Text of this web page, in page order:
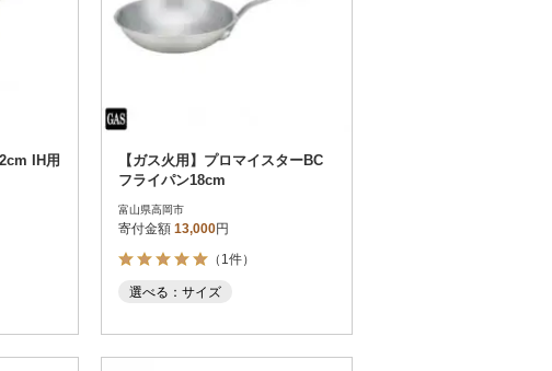
IH用
【ガス火用】プロマイスターBC
フライパン18cm
富山県高岡市
寄付金額 13,000円
（1件）
選べる：サイズ